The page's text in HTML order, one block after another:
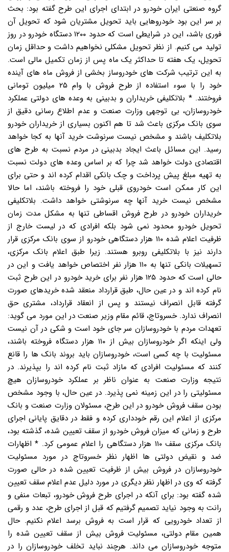
گروه صنعتی ایران خودرو در ابتدای اجرای این طرح گفته بود: بحث
بر سر این بود خودروهایی باید تحویل مشتریان شود که تحویل آن
فوری باشد، این در شرایطی است که حدود ۱۲۰۰ دستگاه خودرو در روز
تولید می کنیم. از نظر تحویل مشکلی نخواهیم داشت و حداقل زمان
تحویل، یک هفته تا حداکثر یک ماه پس از زمان تکمیل مالی است.
به این ترتیب شرکت های خودروساز بخشی از فروش ماه های آینده
خود را با سوء استفاده از طرح فروش با وام ۲۵ میلیون تومانی
فروختند. * بلاتکلیفی خریداران و بدبینی به وعده های دولتی عملکرد
خودروسازان، بی توجهی وزارت صنعت و عدم اطلاع رسانی دقیق از
سوی بانک مرکزی باعث شد تا هم اکنون بسیاری از خریداران خودرو
بلاتکلیف باشند و مشخص نیست سرنوشت خرید آنها به کجا خواهد
رسید. این مسائل باعث ایجاد بدبینی در مردم نسبت به طرح های
اقتصادی دولت خواهد شد چرا که بر اساس وعده های دولت نسبت
به تهیه مبلغ پیش پرداخت و چک بانکی اقدام کرده اند و حتی برای
این کار ممکن است خودروی قبلی خود را فروخته باشند، اما حالا
مشخص نیست خرید آنها چه سرنوشتی خواهد داشت. بلاتکلیفی
خریداران خودرو در طرح فروش اقساطی تنها به مشکل مدت زمان
تحویل خودرو محدود نمی شود بلکه افرادی که در لیست خارج از
ظرفیت اعلام شده ۱۱۰ هزار دستگاهی خودرو از سوی بانک مرکزی قرار
دارند نیز با بلاتکلیفی روبرو هستند. زیرا طبق اعلام بانک مرکزی،
تسهیلات بانکی تنها به ۱۱۰ هزار نفر اختصاص خواهد یافت و این در
حالی است که حدود ۱۲۵ هزار نفر برای خرید خودرو در این طرح ثبت
نام کرده اند و در عین حال، طبق قرارداد منعقد شده خریدهای صورت
گرفته قابل انصراف نیستند و پس از انعقاد قرارداد، مشتری حق
انصراف ندارد. خسروتاج، قائم مقام وزیر صنعت در این مورد می گوید:
تعهدات مردم با خودروسازان سر جای خود است و شکی در آن نیست
ولی اینکه اگر خودروسازان بیش از ۱۱۰ هزار دستگاه فروخته باشند،
مسئولیت با چه کسی است، خودروسازان باید بروند بانک ها را قانع
کنند که مسئولیت افرادی که مازاد ثبت نام کرده اند را بپذیرند. در
نتیجه وزارت صنعت به عنوان ناظر بر عملکرد خودروسازان هیچ
مسئولیتی را در این زمینه نمی پذیرد. در عین حال، با وجود مشخص
بودن سقف فروش خودرو در این طرح، مسئولان وزارت صنعت و بانک
مرکزی از اعلام این رقم خودداری کرده و فقط در دقایق پایانی اجرای
طرح و زمانی که میزان فروش خودرو از سقف تعیین شده، گذشته بود،
بانک مرکزی سقف ۱۱۰ هزار دستگاهی را اعلام عمومی کرد. * اظهارات
ضد و نقیض دولتی ها اظهار نظر خسروتاج در مورد مسئولیت
خودروسازان در فروش بیش از ظرفیت تعیین شده در حالی صورت
گرفته که وی در اظهار نظر دیگری در مورد دلیل عدم اعلام سقف تعیین
شده گفته بود: برای آنکه در اجرای طرح فروش خودرو، تبعات منفی و
رانت به وجود نیاید تصمیم گرفتیم که قبل از اجرای طرح، عدد و رقمی
از تعداد خودرویی که قرار است به فروش برسد اعلام نکنیم. حال
همین مقام دولتی، مسئولیت فروش بیش از سقف تعیین شده را
متوجه خودروسازان می داند. هرچند نباید تخلف خودروسازان را در